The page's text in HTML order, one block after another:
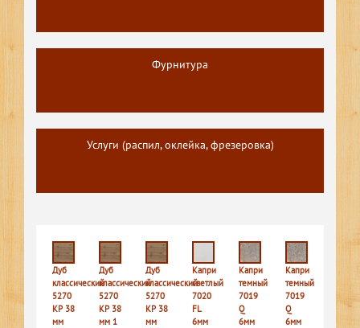
Фурнитура
Услуги (распил, оклейка, фрезеровка)
Дуб
классический
5270
КР 38
мм
Дуб
классический
5270
КР 38
мм 1
Дуб
классический
5270
КР 38
мм
Капри
светлый
7020
FL
6мм
Капри
темный
7019
Q
6мм
Капри
темный
7019
Q
6мм